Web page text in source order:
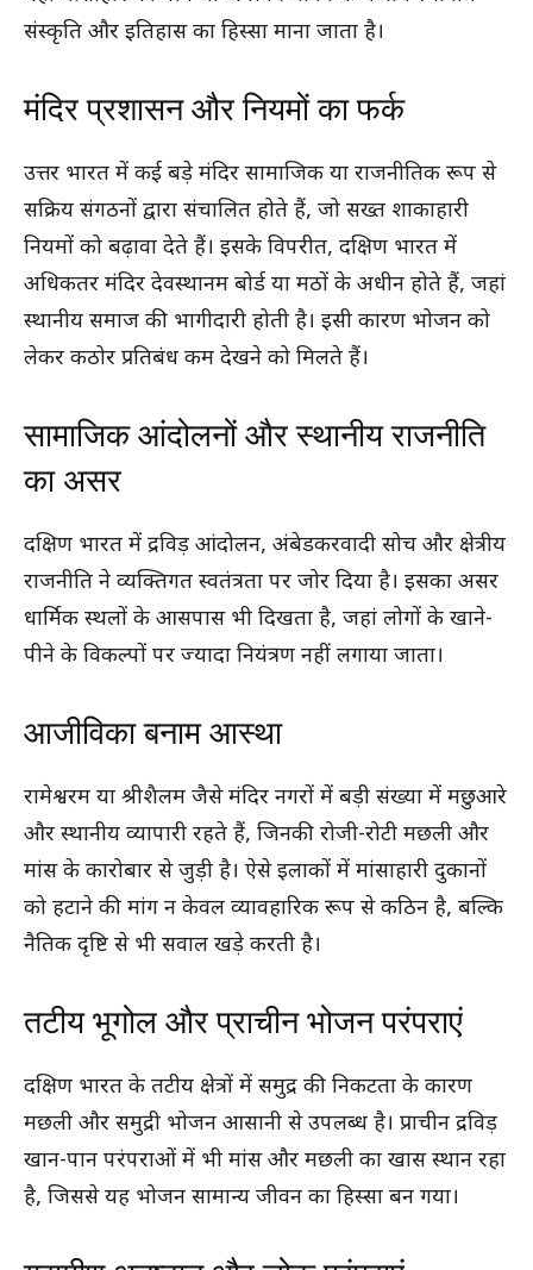
संस्कृति और इतिहास का हिस्सा माना जाता है।
मंदिर प्रशासन और नियमों का फर्क
उत्तर भारत में कई बड़े मंदिर सामाजिक या राजनीतिक रूप से
सक्रिय संगठनों द्वारा संचालित होते हैं, जो सख्त शाकाहारी
नियमों को बढ़ावा देते हैं। इसके विपरीत, दक्षिण भारत में
अधिकतर मंदिर देवस्थानम बोर्ड या मठों के अधीन होते हैं, जहां
स्थानीय समाज की भागीदारी होती है। इसी कारण भोजन को
लेकर कठोर प्रतिबंध कम देखने को मिलते हैं।
सामाजिक आंदोलनों और स्थानीय राजनीति
का असर
दक्षिण भारत में द्रविड़ आंदोलन, अंबेडकरवादी सोच और क्षेत्रीय
राजनीति ने व्यक्तिगत स्वतंत्रता पर जोर दिया है। इसका असर
धार्मिक स्थलों के आसपास भी दिखता है, जहां लोगों के खाने-
पीने के विकल्पों पर ज्यादा नियंत्रण नहीं लगाया जाता।
आजीविका बनाम आस्था
रामेश्वरम या श्रीशैलम जैसे मंदिर नगरों में बड़ी संख्या में मछुआरे
और स्थानीय व्यापारी रहते हैं, जिनकी रोजी-रोटी मछली और
मांस के कारोबार से जुड़ी है। ऐसे इलाकों में मांसाहारी दुकानों
को हटाने की मांग न केवल व्यावहारिक रूप से कठिन है, बल्कि
नैतिक दृष्टि से भी सवाल खड़े करती है।
तटीय भूगोल और प्राचीन भोजन परंपराएं
दक्षिण भारत के तटीय क्षेत्रों में समुद्र की निकटता के कारण
मछली और समुद्री भोजन आसानी से उपलब्ध है। प्राचीन द्रविड़
खान-पान परंपराओं में भी मांस और मछली का खास स्थान रहा
है, जिससे यह भोजन सामान्य जीवन का हिस्सा बन गया।